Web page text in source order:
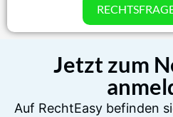
Jetzt zum
Auf RechtEasy befinden